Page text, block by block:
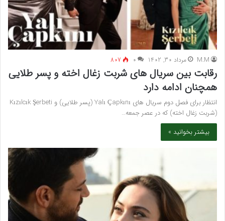
M.M مرداد 30, 1402 ۰ 807
رقابت بین سریال های شربت زغال اخته و پسر طلایی
همچنان ادامه دارد
انتظار برای فصل دوم سریال های Yalı Çapkını (پسر طلایی) و Kızılcık Şerbeti
(شربت زغال اخته) که در عصر جمعه…
بیشتر بخوانید »